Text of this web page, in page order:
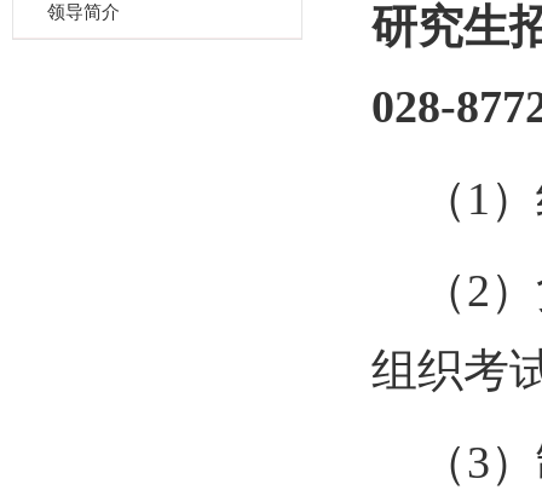
领导简介
研究生
028-
（ 1
（2
组织考
（3